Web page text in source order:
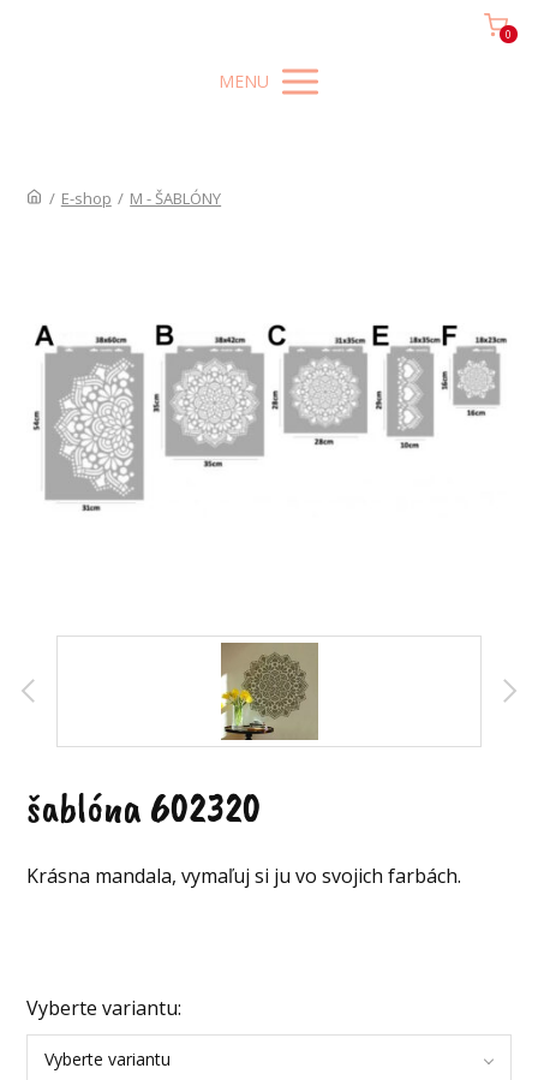
0
MENU
/ E-shop / M - ŠABLÓNY
šablóna 602320
Krásna mandala, vymaľuj si ju vo svojich farbách.
Vyberte variantu:
Vyberte variantu